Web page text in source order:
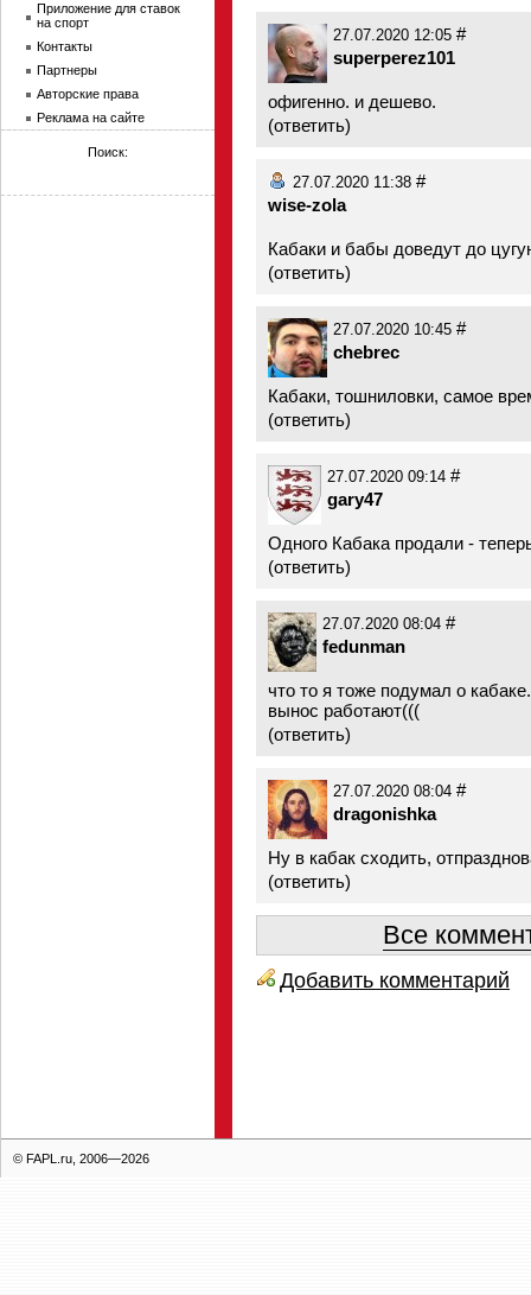
27.07.2020 12:05 #
superperez101
офигенно. и дешево.
(ответить)
27.07.2020 11:38 #
wise-zola
Кабаки и бабы доведут до
(ответить)
27.07.2020 10:45 #
chebrec
Кабаки, тошниловки, самое
(ответить)
27.07.2020 09:14 #
gary47
Одного Кабака продали -
(ответить)
27.07.2020 08:04 #
fedunman
что то я тоже подумал о
вынос работают(((
(ответить)
27.07.2020 08:04 #
dragonishka
Ну в кабак сходить,
(ответить)
Все
Добавить комментарий
Приложение для ставок
на спорт
Контакты
Партнеры
Авторские права
Реклама на сайте
Поиск:
© FAPL.ru, 2006—2026